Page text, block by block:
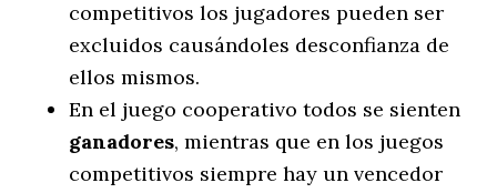
competitivos los jugadores pueden ser
excluidos causándoles desconfianza de
ellos mismos.
En el juego cooperativo todos se sienten
ganadores, mientras que en los juegos
competitivos siempre hay un vencedor